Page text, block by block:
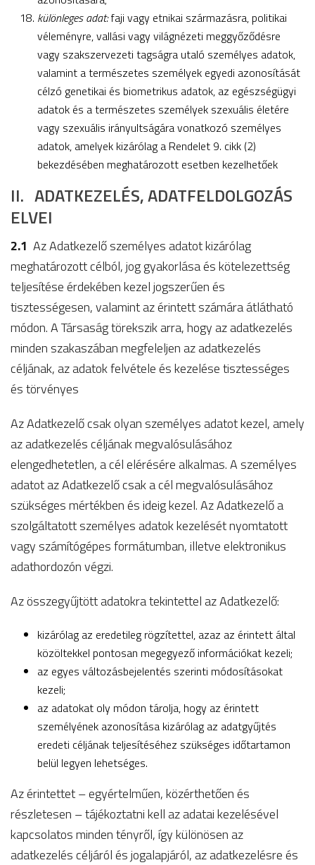
különleges adat:faji vagy etnikai származásra, politikai
véleményre, vallási vagy világnézeti meggyőződésre
vagy szakszervezeti tagságra utaló személyes adatok,
valamint a természetes személyek egyedi azonosítását
célzó genetikai és biometrikus adatok, az egészségügyi
adatok és a természetes személyek szexuális életére
vagy szexuális irányultságára vonatkozó személyes
adatok, amelyek kizárólag a Rendelet 9. cikk (2)
bekezdésében meghatározott esetben kezelhetőek
II. ADATKEZELÉS, ADATFELDOLGOZÁS
ELVEI
2.1 Az Adatkezelő személyes adatot kizárólag
meghatározott célból, jog gyakorlása és kötelezettség
teljesítése érdekében kezel jogszerűen és
tisztességesen, valamint az érintett számára átlátható
módon. A Társaság törekszik arra, hogy az adatkezelés
minden szakaszában megfeleljen az adatkezelés
céljának, az adatok felvétele és kezelése tisztességes
és törvényes
Az Adatkezelő csak olyan személyes adatot kezel, amely
az adatkezelés céljának megvalósulásához
elengedhetetlen, a cél elérésére alkalmas. A személyes
adatot az Adatkezelő csak a cél megvalósulásához
szükséges mértékben és ideig kezel. Az Adatkezelő a
szolgáltatott személyes adatok kezelését nyomtatott
vagy számítógépes formátumban, illetve elektronikus
adathordozón végzi.
Az összegyűjtött adatokra tekintettel az Adatkezelő:
kizárólag az eredetileg rögzítettel, azaz az érintett által
közöltekkel pontosan megegyező információkat kezeli;
az egyes változásbejelentés szerinti módosításokat
kezeli;
az adatokat oly módon tárolja, hogy az érintett
személyének azonosítása kizárólag az adatgyűjtés
eredeti céljának teljesítéséhez szükséges időtartamon
belül legyen lehetséges.
Az érintettet – egyértelműen, közérthetően és
részletesen – tájékoztatni kell az adatai kezelésével
kapcsolatos minden tényről, így különösen az
adatkezelés céljáról és jogalapjáról, az adatkezelésre és